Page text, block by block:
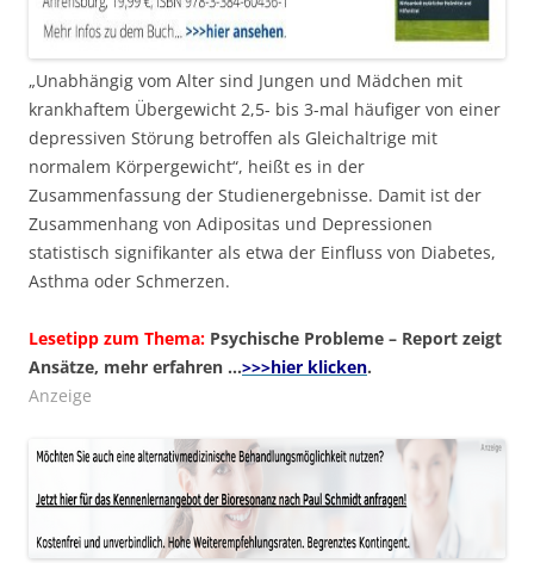
„Unabhängig vom Alter sind Jungen und Mädchen mit
krankhaftem Übergewicht 2,5- bis 3-mal häufiger von einer
depressiven Störung betroffen als Gleichaltrige mit
normalem Körpergewicht“, heißt es in der
Zusammenfassung der Studienergebnisse. Damit ist der
Zusammenhang von Adipositas und Depressionen
statistisch signifikanter als etwa der Einfluss von Diabetes,
Asthma oder Schmerzen.
Lesetipp zum Thema: Psychische Probleme – Report zeigt
Ansätze, mehr erfahren …>>>hier klicken.
Anzeige